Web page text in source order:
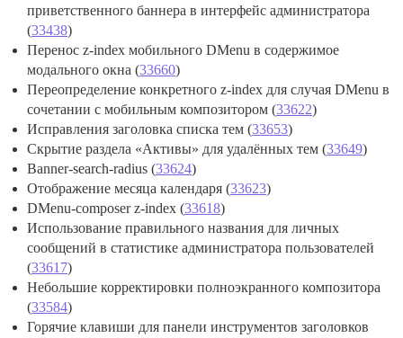
приветственного баннера в интерфейс администратора
(33438)
Перенос z-index мобильного DMenu в содержимое
модального окна (33660)
Переопределение конкретного z-index для случая DMenu в
сочетании с мобильным композитором (33622)
Исправления заголовка списка тем (33653)
Скрытие раздела «Активы» для удалённых тем (33649)
Banner-search-radius (33624)
Отображение месяца календаря (33623)
DMenu-composer z-index (33618)
Использование правильного названия для личных
сообщений в статистике администратора пользователей
(33617)
Небольшие корректировки полноэкранного композитора
(33584)
Горячие клавиши для панели инструментов заголовков